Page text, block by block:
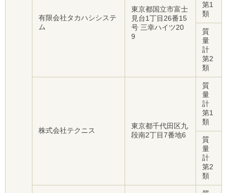
有限会社タカハシシステ
ム
東京都国立市富士
見台1丁目26番15
号 三幸ハイツ20
9
第1
類
質
量
計
第2
類
株式会社テクニス
東京都千代田区九
段南2丁目7番地6
質
量
計
第1
類
質
量
計
第2
類